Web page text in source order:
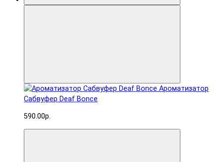
Ароматизатор
Сабвуфер Deaf Bonce
590.00р.